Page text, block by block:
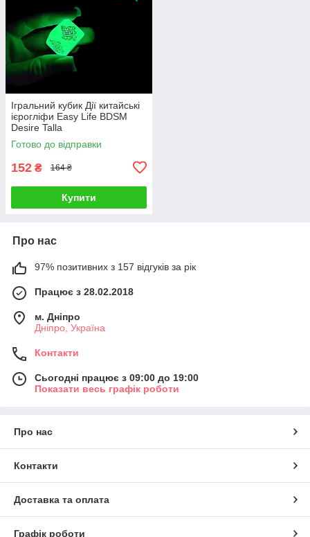
Ігральний кубик Дії китайські
ієрогліфи Easy Life BDSM
Desire Talla
Готово до відправки
152 ₴ 164 ₴
Купити
Про нас
97% позитивних з 157 відгуків за рік
Працює з 28.02.2018
м. Дніпро
Дніпро, Україна
Контакти
Сьогодні працює з 09:00 до 19:00
Показати весь графік роботи
Про нас
Контакти
Доставка та оплата
Графік роботи